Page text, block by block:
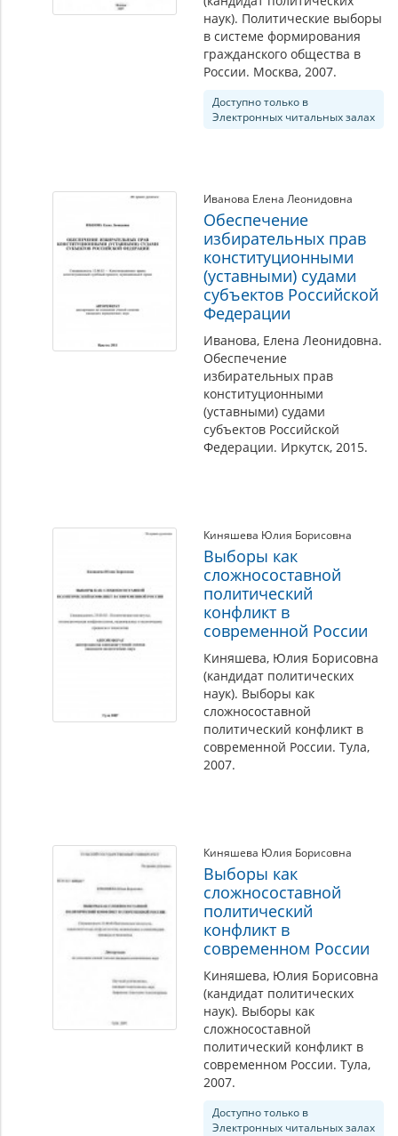
наук). Политические выборы
в системе формирования
гражданского общества в
России. Москва, 2007.
Доступно только в
Электронных читальных залах
Иванова Елена Леонидовна
Обеспечение
избирательных прав
конституционными
(уставными) судами
субъектов Российской
Федерации
Иванова, Елена Леонидовна.
Обеспечение
избирательных прав
конституционными
(уставными) судами
субъектов Российской
Федерации. Иркутск, 2015.
Киняшева Юлия Борисовна
Выборы как
сложносоставной
политический
конфликт в
современной России
Киняшева, Юлия Борисовна
(кандидат политических
наук). Выборы как
сложносоставной
политический конфликт в
современной России. Тула,
2007.
Киняшева Юлия Борисовна
Выборы как
сложносоставной
политический
конфликт в
современном России
Киняшева, Юлия Борисовна
(кандидат политических
наук). Выборы как
сложносоставной
политический конфликт в
современном России. Тула,
2007.
Доступно только в
Электронных читальных залах